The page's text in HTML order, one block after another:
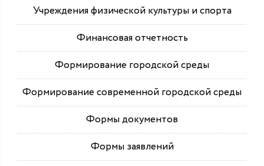
Учреждения физической культуры и спорта
Финансовая отчетность
Формирование городской среды
Формирование современной городской среды
Формы документов
Формы заявлений